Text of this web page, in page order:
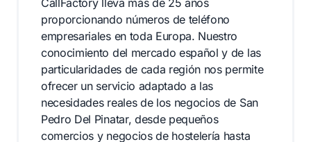
CallFactory lleva más de 25 años
proporcionando números de teléfono
empresariales en toda Europa. Nuestro
conocimiento del mercado español y de las
particularidades de cada región nos permite
ofrecer un servicio adaptado a las
necesidades reales de los negocios de San
Pedro Del Pinatar, desde pequeños
comercios y negocios de hostelería hasta